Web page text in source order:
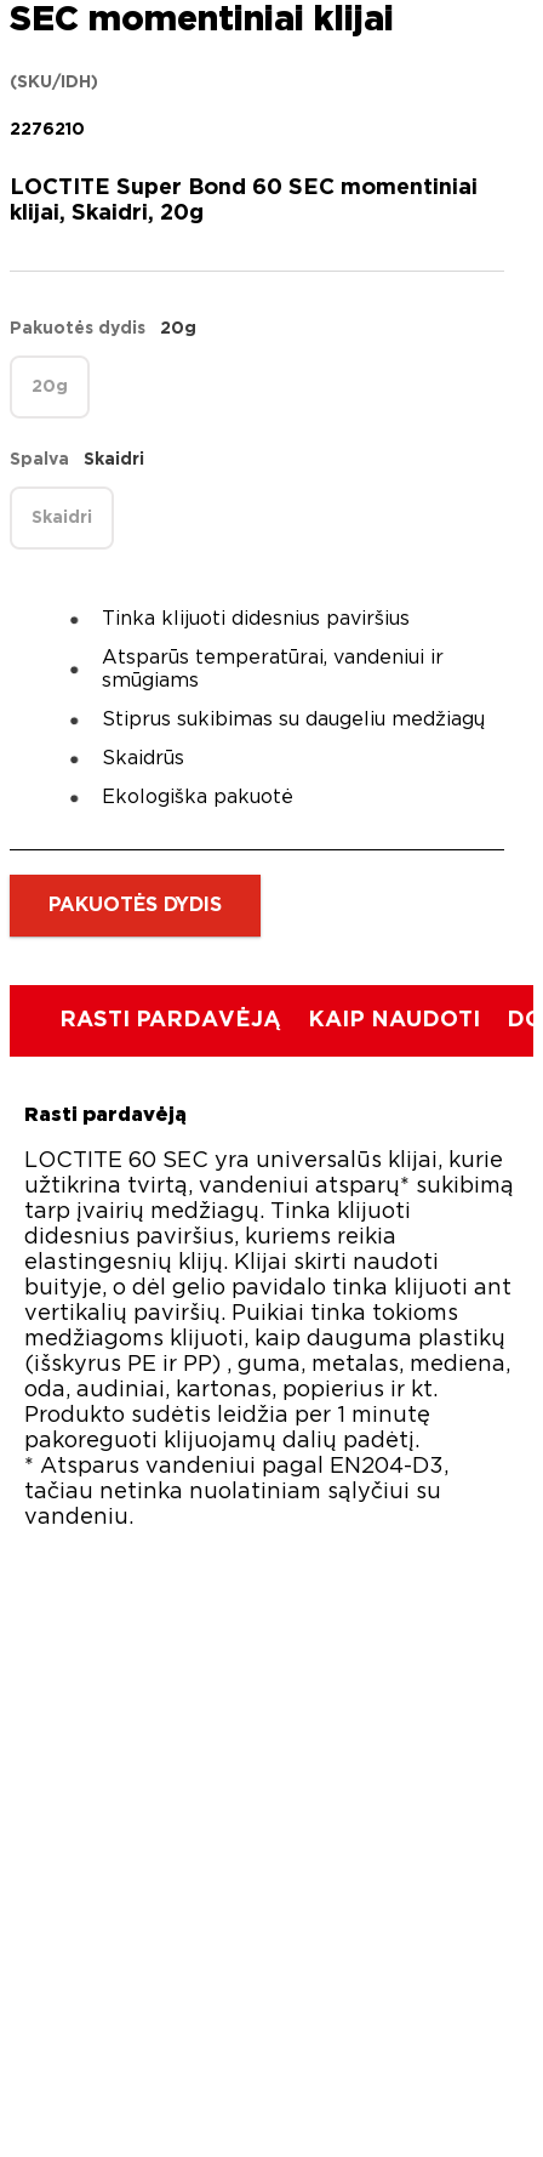
SEC momentiniai klijai
(SKU/IDH)
2276210
LOCTITE Super Bond 60 SEC momentiniai
klijai, Skaidri, 20g
Pakuotės dydis 20g
20g
Spalva Skaidri
Skaidri
Tinka klijuoti didesnius paviršius
Atsparūs temperatūrai, vandeniui ir
smūgiams
Stiprus sukibimas su daugeliu medžiagų
Skaidrūs
Ekologiška pakuotė
PAKUOTĖS DYDIS
RASTI PARDAVĖJĄ KAIP NAUDOTI
Rasti pardavėją
LOCTITE 60 SEC yra universalūs klijai, kurie
užtikrina tvirtą, vandeniui atsparų* sukibimą
tarp įvairių medžiagų. Tinka klijuoti
didesnius paviršius, kuriems reikia
elastingesnių klijų. Klijai skirti naudoti
buityje, o dėl gelio pavidalo tinka klijuoti ant
vertikalių paviršių. Puikiai tinka tokioms
medžiagoms klijuoti, kaip dauguma plastikų
(išskyrus PE ir PP) , guma, metalas, mediena,
oda, audiniai, kartonas, popierius ir kt.
Produkto sudėtis leidžia per 1 minutę
pakoreguoti klijuojamų dalių padėtį.
* Atsparus vandeniui pagal EN204-D3,
tačiau netinka nuolatiniam sąlyčiui su
vandeniu.